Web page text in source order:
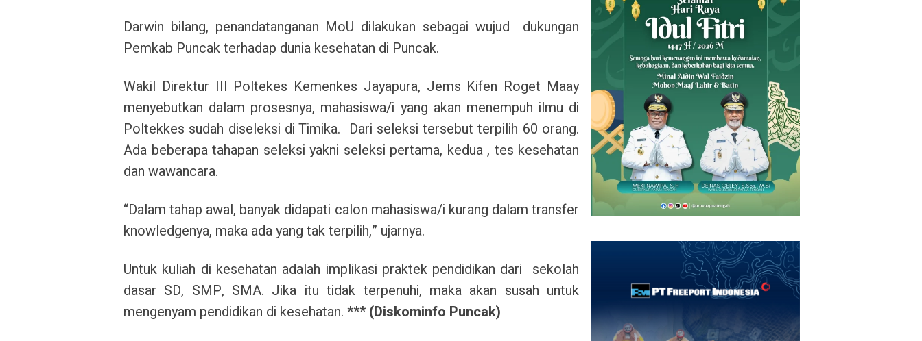
Darwin bilang, penandatanganan MoU dilakukan sebagai wujud dukungan
Pemkab Puncak terhadap dunia kesehatan di Puncak.
Wakil Direktur III Poltekes Kemenkes Jayapura, Jems Kifen Roget Maay
menyebutkan dalam prosesnya, mahasiswa/i yang akan menempuh ilmu di
Poltekkes sudah diseleksi di Timika. Dari seleksi tersebut terpilih 60 orang.
Ada beberapa tahapan seleksi yakni seleksi pertama, kedua , tes kesehatan
dan wawancara.
“Dalam tahap awal, banyak didapati calon mahasiswa/i kurang dalam transfer
knowledgenya, maka ada yang tak terpilih,” ujarnya.
Untuk kuliah di kesehatan adalah implikasi praktek pendidikan dari sekolah
dasar SD, SMP, SMA. Jika itu tidak terpenuhi, maka akan susah untuk
mengenyam pendidikan di kesehatan. *** (Diskominfo Puncak)